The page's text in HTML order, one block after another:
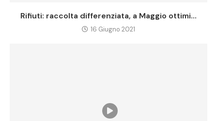
Rifiuti: raccolta differenziata, a Maggio ottimi...
16 Giugno 2021